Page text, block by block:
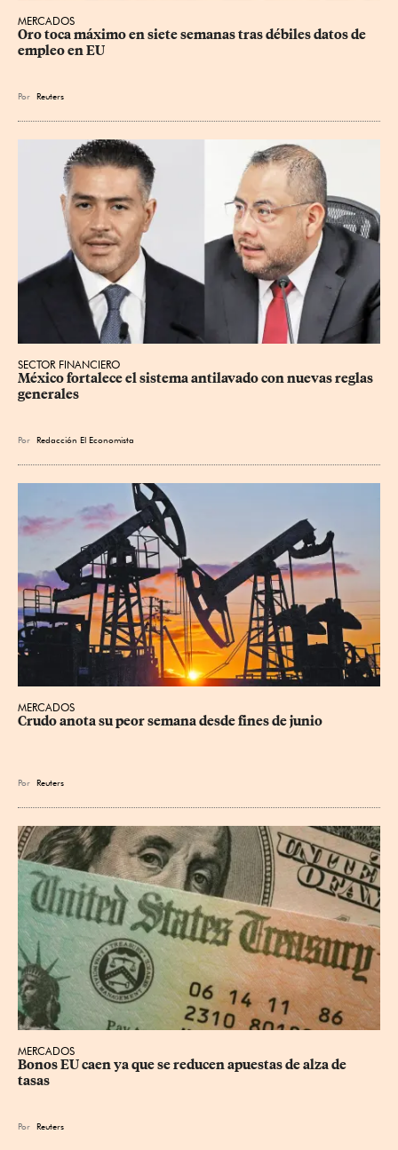
MERCADOS
Oro toca máximo en siete semanas tras débiles datos de
empleo en EU
Por Reuters
SECTOR FINANCIERO
México fortalece el sistema antilavado con nuevas reglas
generales
Por Redacción El Economista
MERCADOS
Crudo anota su peor semana desde fines de junio
Por Reuters
MERCADOS
Bonos EU caen ya que se reducen apuestas de alza de
tasas
Por Reuters